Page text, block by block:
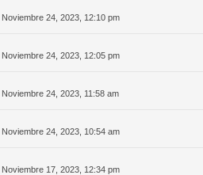
Noviembre 24, 2023, 12:10 pm
Noviembre 24, 2023, 12:05 pm
Noviembre 24, 2023, 11:58 am
Noviembre 24, 2023, 10:54 am
Noviembre 17, 2023, 12:34 pm